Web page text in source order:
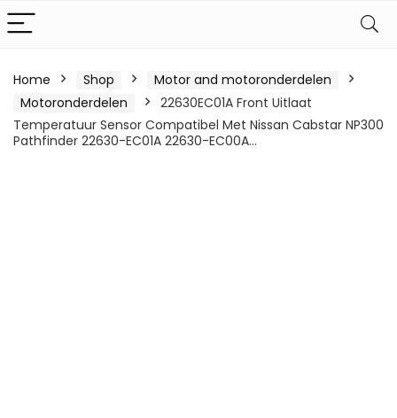
Home Shop
Motor and motoronderdelen
Motoronderdelen
22630EC01A Front Uitlaat
Temperatuur Sensor Compatibel Met Nissan Cabstar NP300
Pathfinder 22630-EC01A 22630-EC00A…